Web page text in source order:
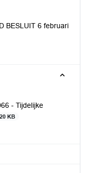
BESLUIT 6 februari
- Tijdelijke
KB